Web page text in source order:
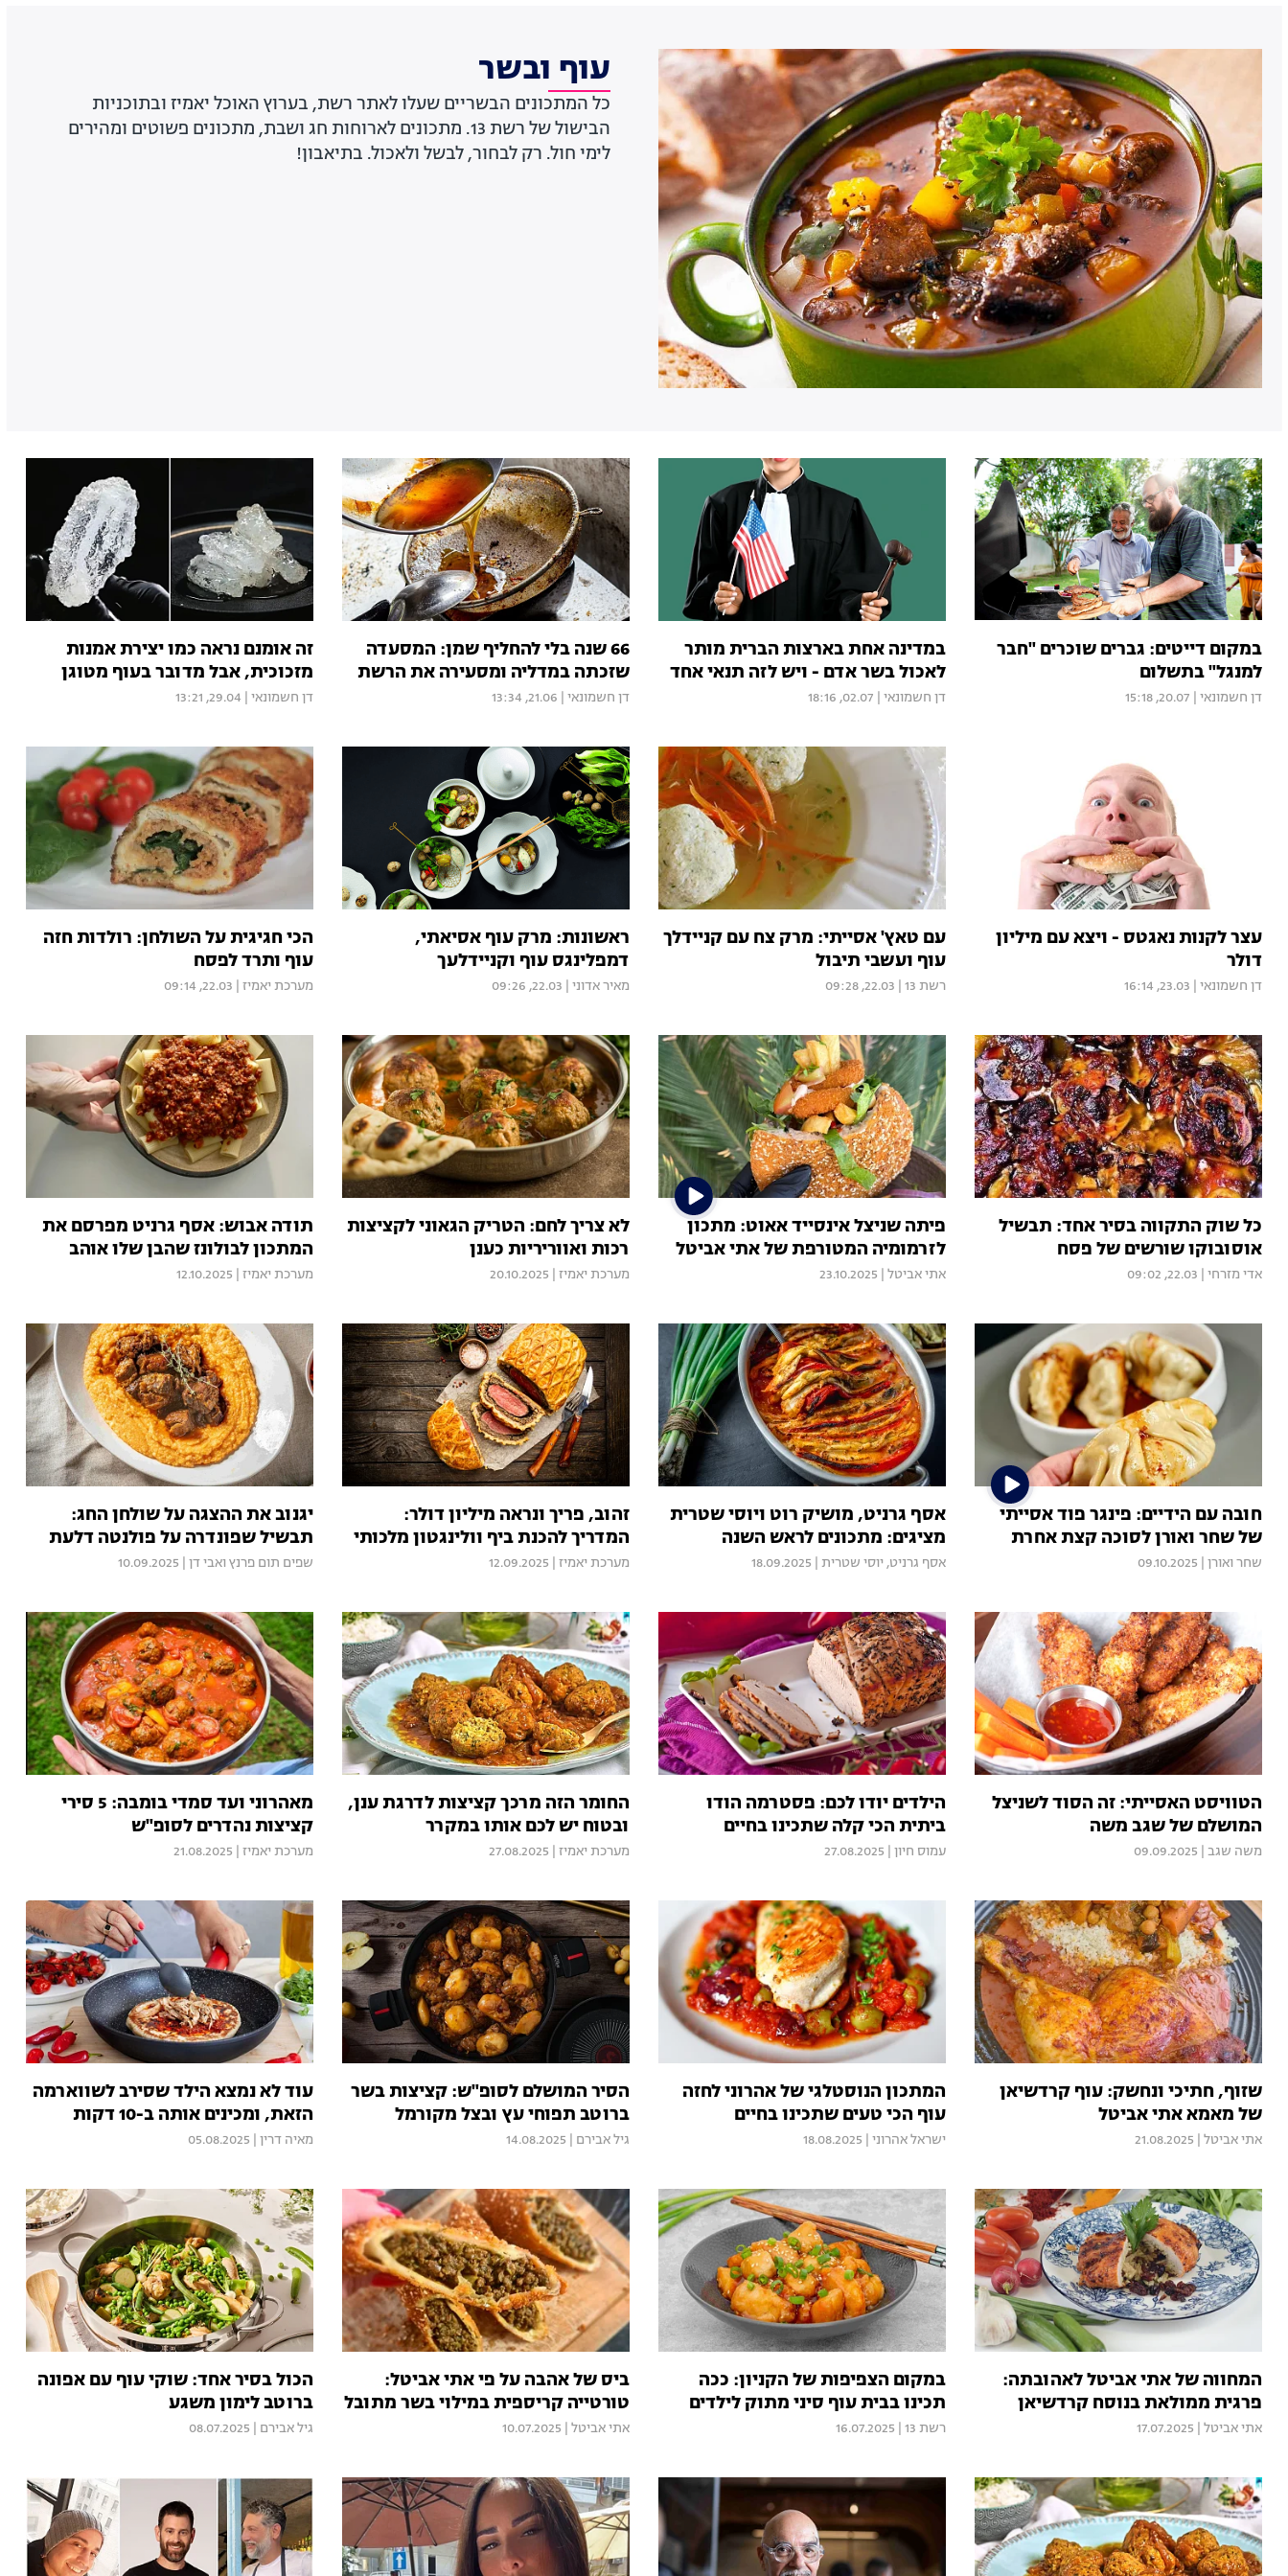
עוף ובשר
כל המתכונים הבשריים שעלו לאתר רשת, בערוץ האוכל יאמיז ובתוכניות
הבישול של רשת 13. מתכונים לארוחות חג ושבת, מתכונים פשוטים ומהירים
לימי חול. רק לבחור, לבשל ולאכול. בתיאבון!
במקום דייטים: גברים שוכרים "חבר
למנגל" בתשלום
דן חשמונאי 20.07, 15:18
במדינה אחת בארצות הברית מותר
לאכול בשר אדם - ויש לזה תנאי אחד
דן חשמונאי 02.07, 18:16
66 שנה בלי להחליף שמן: המסעדה
שזכתה במדליה ומסעירה את הרשת
דן חשמונאי 21.06, 13:34
זה אומנם נראה כמו יצירת אמנות
מזכוכית, אבל מדובר בעוף מטוגן
דן חשמונאי 29.04, 13:21
עצר לקנות נאגטס - ויצא עם מיליון
דולר
דן חשמונאי 23.03, 16:14
עם טאץ' אסייתי: מרק צח עם קניידלך
עוף ועשבי תיבול
רשת 13 22.03, 09:28
ראשונות: מרק עוף אסיאתי,
דמפלינגס עוף וקניידלעך
מאיר אדוני 22.03, 09:26
הכי חגיגית על השולחן: רולדות חזה
עוף ותרד לפסח
מערכת יאמיז 22.03, 09:14
כל שוק התקווה בסיר אחד: תבשיל
אוסובוקו שורשים של פסח
אדי מזרחי 22.03, 09:02
פיתה שניצל אינסייד אאוט: מתכון
לזרמומיה המטורפת של אתי אביטל
אתי אביטל 23.10.2025
לא צריך לחם: הטריק הגאוני לקציצות
רכות ואווריריות כענן
מערכת יאמיז 20.10.2025
תודה אבוש: אסף גרניט מפרסם את
המתכון לבולונז שהבן שלו אוהב
מערכת יאמיז 12.10.2025
חובה עם הידיים: פינגר פוד אסייתי
של שחר ואורן לסוכה קצת אחרת
שחר ואורן 09.10.2025
אסף גרניט, מושיק רוט ויוסי שטרית
מציגים: מתכונים לראש השנה
אסף גרניט, יוסי שטרית 18.09.2025
זהוב, פריך ונראה מיליון דולר:
המדריך להכנת ביף וולינגטון מלכותי
מערכת יאמיז 12.09.2025
יגנוב את ההצגה על שולחן החג:
תבשיל שפונדרה על פולנטה דלעת
שפים תום פרנץ ואבי דן 10.09.2025
הטוויסט האסייתי: זה הסוד לשניצל
המושלם של שגב משה
משה שגב 09.09.2025
הילדים יודו לכם: פסטרמה הודו
ביתית הכי קלה שתכינו בחיים
עמוס חיון 27.08.2025
החומר הזה מרכך קציצות לדרגת ענן,
ובטוח יש לכם אותו במקרר
מערכת יאמיז 27.08.2025
מאהרוני ועד סמדי בומבה: 5 סירי
קציצות נהדרים לסופ"ש
מערכת יאמיז 21.08.2025
שזוף, חתיכי ונחשק: עוף קרדשיאן
של מאמא אתי אביטל
אתי אביטל 21.08.2025
המתכון הנוסטלגי של אהרוני לחזה
עוף הכי טעים שתכינו בחיים
ישראל אהרוני 18.08.2025
הסיר המושלם לסופ"ש: קציצות בשר
ברוטב תפוחי עץ ובצל מקורמל
גיל אבירם 14.08.2025
עוד לא נמצא הילד שסירב לשווארמה
הזאת, ומכינים אותה ב-10 דקות
מאיה דרין 05.08.2025
המחווה של אתי אביטל לאהובתה:
פרגית ממולאת בנוסח קרדשיאן
אתי אביטל 17.07.2025
במקום הצפיפות של הקניון: ככה
תכינו בבית עוף סיני מתוק לילדים
רשת 13 16.07.2025
ביס של אהבה על פי אתי אביטל:
טורטייה קריספית במילוי בשר מתובל
אתי אביטל 10.07.2025
הכול בסיר אחד: שוקי עוף עם אפונה
ברוטב לימון משגע
גיל אבירם 08.07.2025